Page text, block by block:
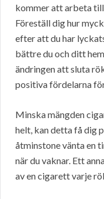
kommer att arbeta
Föreställ dig hur
efter att du har
bättre du och ditt
ändringen att sluta
positiva fördelarna
Minska mängden
helt, kan detta få dig
åtminstone vänta en
när du vaknar. Ett
av en cigarett varje